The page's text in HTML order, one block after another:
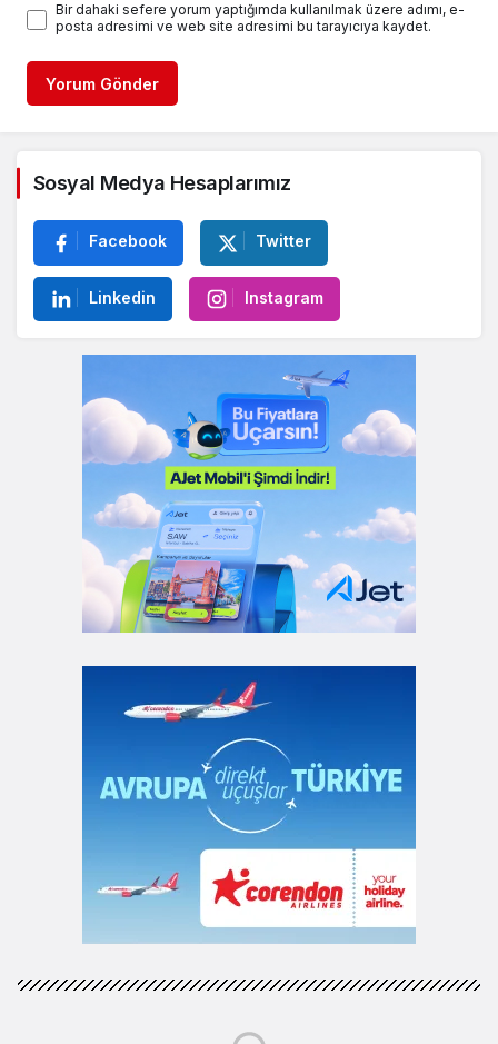
Bir dahaki sefere yorum yaptığımda kullanılmak üzere adımı, e-
posta adresimi ve web site adresimi bu tarayıcıya kaydet.
Yorum Gönder
Sosyal Medya Hesaplarımız
Facebook Twitter
Linkedin Instagram